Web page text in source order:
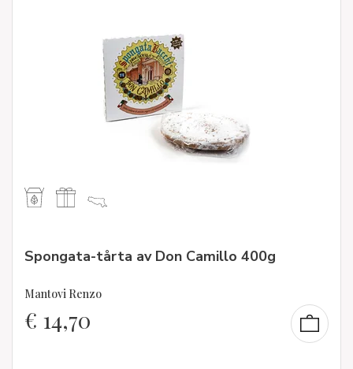
Spongata-tårta av Don Camillo 400g
Mantovi Renzo
€ 14,70